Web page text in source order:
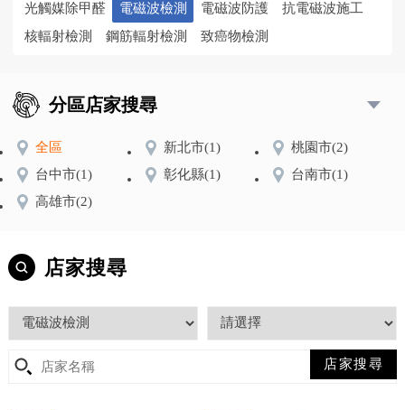
光觸媒除甲醛
電磁波檢測 電磁波防護
抗電磁波施工
核輻射檢測
鋼筋輻射檢測 致癌物檢測
分區店家搜尋
全區 新北市(1) 桃園市(2)
台中市(1) 彰化縣(1) 台南市(1)
高雄市(2)
店家搜尋